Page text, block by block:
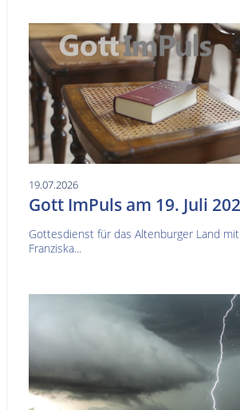
19.07.2026
Gott ImPuls am 19. Juli
Gottesdienst für das Altenburger Land
Franziska...